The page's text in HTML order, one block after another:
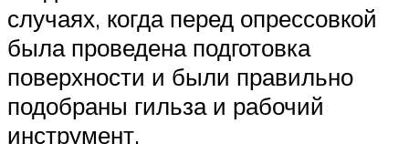
случаях, когда перед опрессовкой
была проведена подготовка
поверхности и были правильно
подобраны гильза и рабочий
инструмент.